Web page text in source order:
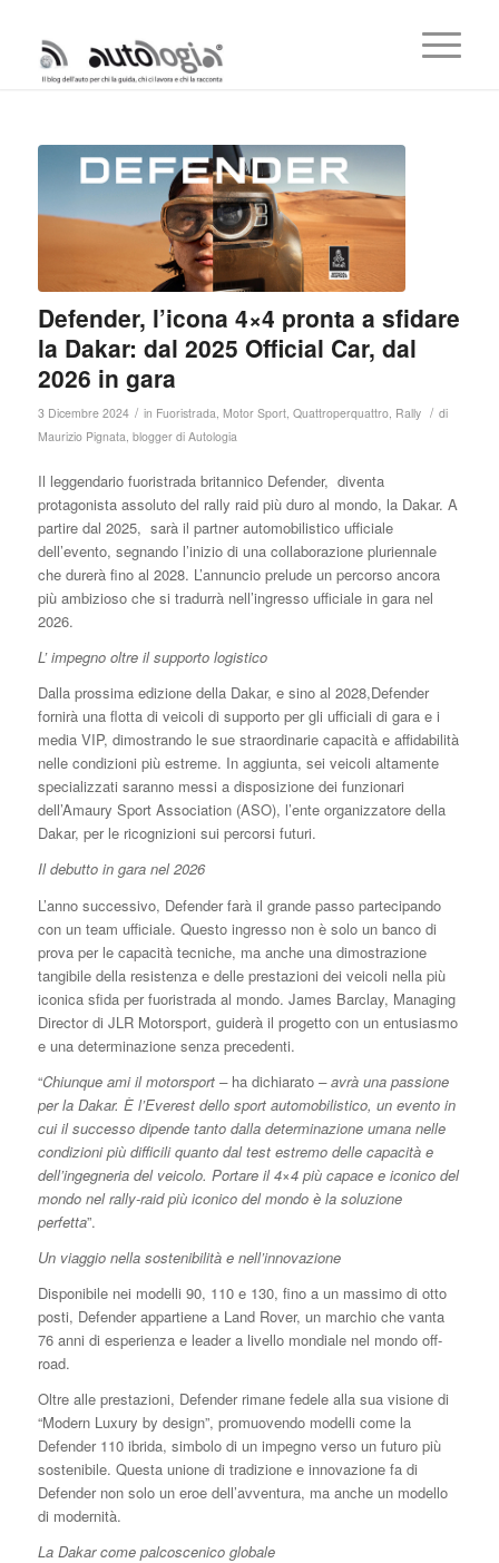
Defender, l’icona 4×4 pronta a sfidare
la Dakar: dal 2025 Official Car, dal
2026 in gara
3 Dicembre 2024 / in Fuoristrada, Motor Sport, Quattroperquattro, Rally / di
Maurizio Pignata, blogger di Autologia
Il leggendario fuoristrada britannico Defender, diventa
protagonista assoluto del rally raid più duro al mondo, la Dakar. A
partire dal 2025, sarà il partner automobilistico ufficiale
dell’evento, segnando l’inizio di una collaborazione pluriennale
che durerà fino al 2028. L’annuncio prelude un percorso ancora
più ambizioso che si tradurrà nell’ingresso ufficiale in gara nel
2026.
L’ impegno oltre il supporto logistico
Dalla prossima edizione della Dakar, e sino al 2028,Defender
fornirà una flotta di veicoli di supporto per gli ufficiali di gara e i
media VIP, dimostrando le sue straordinarie capacità e affidabilità
nelle condizioni più estreme. In aggiunta, sei veicoli altamente
specializzati saranno messi a disposizione dei funzionari
dell’Amaury Sport Association (ASO), l’ente organizzatore della
Dakar, per le ricognizioni sui percorsi futuri.
Il debutto in gara nel 2026
L’anno successivo, Defender farà il grande passo partecipando
con un team ufficiale. Questo ingresso non è solo un banco di
prova per le capacità tecniche, ma anche una dimostrazione
tangibile della resistenza e delle prestazioni dei veicoli nella più
iconica sfida per fuoristrada al mondo. James Barclay, Managing
Director di JLR Motorsport, guiderà il progetto con un entusiasmo
e una determinazione senza precedenti.
“Chiunque ami il motorsport – ha dichiarato– avrà una passione
per la Dakar. È l’Everest dello sport automobilistico, un evento in
cui il successo dipende tanto dalla determinazione umana nelle
condizioni più difficili quanto dal test estremo delle capacità e
dell’ingegneria del veicolo. Portare il 4×4 più capace e iconico del
mondo nel rally-raid più iconico del mondo è la soluzione
perfetta”.
Un viaggio nella sostenibilità e nell’innovazione
Disponibile nei modelli 90, 110 e 130, fino a un massimo di otto
posti, Defender appartiene a Land Rover, un marchio che vanta
76 anni di esperienza e leader a livello mondiale nel mondo off-
road.
Oltre alle prestazioni, Defender rimane fedele alla sua visione di
“Modern Luxury by design”, promuovendo modelli come la
Defender 110 ibrida, simbolo di un impegno verso un futuro più
sostenibile. Questa unione di tradizione e innovazione fa di
Defender non solo un eroe dell’avventura, ma anche un modello
di modernità.
La Dakar come palcoscenico globale